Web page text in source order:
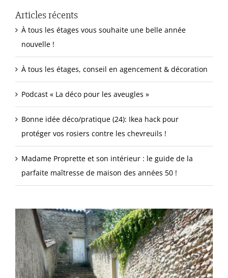
Articles récents
À tous les étages vous souhaite une belle année
nouvelle !
À tous les étages, conseil en agencement & décoration
Podcast « La déco pour les aveugles »
Bonne idée déco/pratique (24): Ikea hack pour
protéger vos rosiers contre les chevreuils !
Madame Proprette et son intérieur : le guide de la
parfaite maîtresse de maison des années 50 !